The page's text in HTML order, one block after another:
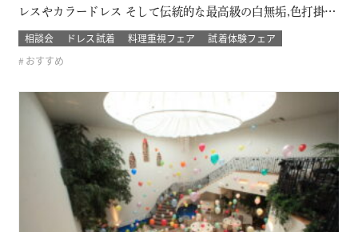
レスやカラードレス そして伝統的な最高級の白無垢,色打掛,本
振袖からブライズメイドの衣裳まで 衣裳のラインナップは品
質や数どちらとも県内でもトップレベル プロのドレスコーデ
ィネーターと打ち合わせをして結婚式当日の「運命の一着」
相談会 ドレス試着 料理重視フェア
試着体験フェア
おすすめ